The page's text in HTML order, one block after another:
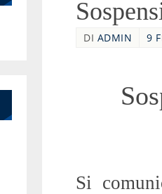
DI ADMIN 9
Si